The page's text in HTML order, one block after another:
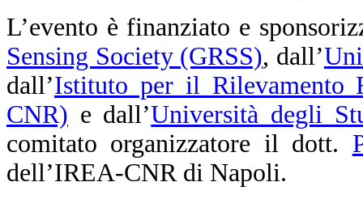
L’evento è finanziato e
Sensing Society (GRSS), dall’
dall’Istituto per il Rilevamento
CNR) e dall’Università degli
comitato organizzatore il dott.
dell’IREA-CNR di Napoli.